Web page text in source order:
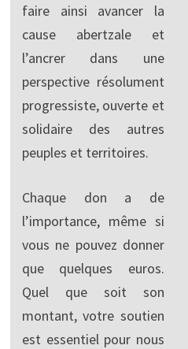
faire ainsi avancer la
cause abertzale et
l’ancrer dans une
perspective résolument
progressiste, ouverte et
solidaire des autres
peuples et territoires.
Chaque don a de
l’importance, même si
vous ne pouvez donner
que quelques euros.
Quel que soit son
montant, votre soutien
est essentiel pour nous